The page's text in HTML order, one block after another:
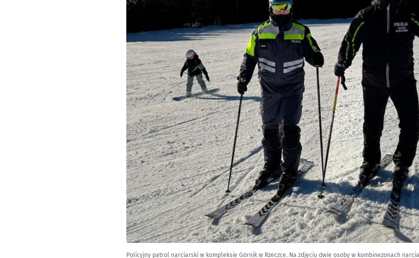
Policyjny patrol narciarski w kompleksie Górnik w Rzeczce. Na zdjęciu dwie osoby w kombinezonach